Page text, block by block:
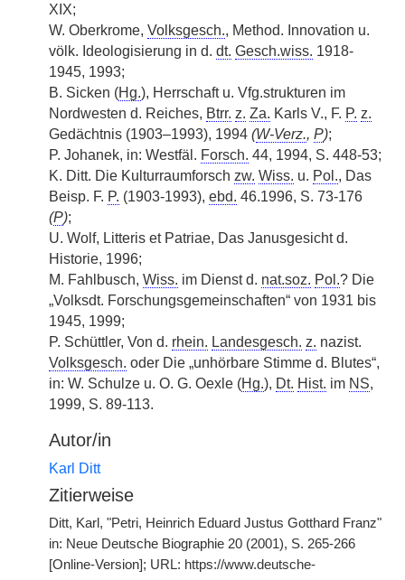
XIX;
W. Oberkrome, Volksgesch., Method. Innovation u.
völk. Ideologisierung in d. dt. Gesch.wiss. 1918-
1945, 1993;
B. Sicken (Hg.), Herrschaft u. Vfg.strukturen im
Nordwesten d. Reiches, Btrr. z. Za. Karls V., F. P. z.
Gedächtnis (1903–1993), 1994 (W-Verz., P);
P. Johanek, in: Westfäl. Forsch. 44, 1994, S. 448-53;
K. Ditt. Die Kulturraumforsch zw. Wiss. u. Pol., Das
Beisp. F. P. (1903-1993), ebd. 46.1996, S. 73-176
(P);
U. Wolf, Litteris et Patriae, Das Janusgesicht d.
Historie, 1996;
M. Fahlbusch, Wiss. im Dienst d. nat.soz. Pol.? Die
„Volksdt. Forschungsgemeinschaften“ von 1931 bis
1945, 1999;
P. Schüttler, Von d. rhein. Landesgesch. z. nazist.
Volksgesch. oder Die „unhörbare Stimme d. Blutes“,
in: W. Schulze u. O. G. Oexle (Hg.), Dt. Hist. im NS,
1999, S. 89-113.
Autor/in
Karl Ditt
Zitierweise
Ditt, Karl, "Petri, Heinrich Eduard Justus Gotthard Franz"
in: Neue Deutsche Biographie 20 (2001), S. 265-266
[Online-Version]; URL: https://www.deutsche-